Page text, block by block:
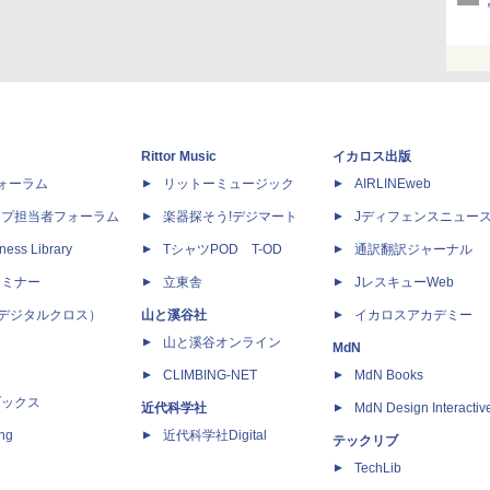
ーラム
担当者フォーラム
Library
ナー
ジタルクロス）
クス
Rittor Music
リットーミュージック
楽器探そう!デジマート
TシャツPOD T-OD
立東舎
山と溪谷社
山と溪谷オンライン
CLIMBING-NET
近代科学社
近代科学社Digital
イカロス出版
AIRLINEweb
Jディフェンスニュー
通訳翻訳ジャーナル
JレスキューWeb
イカロスアカデミー
MdN
MdN Books
MdN Design
テックリブ
TechLib